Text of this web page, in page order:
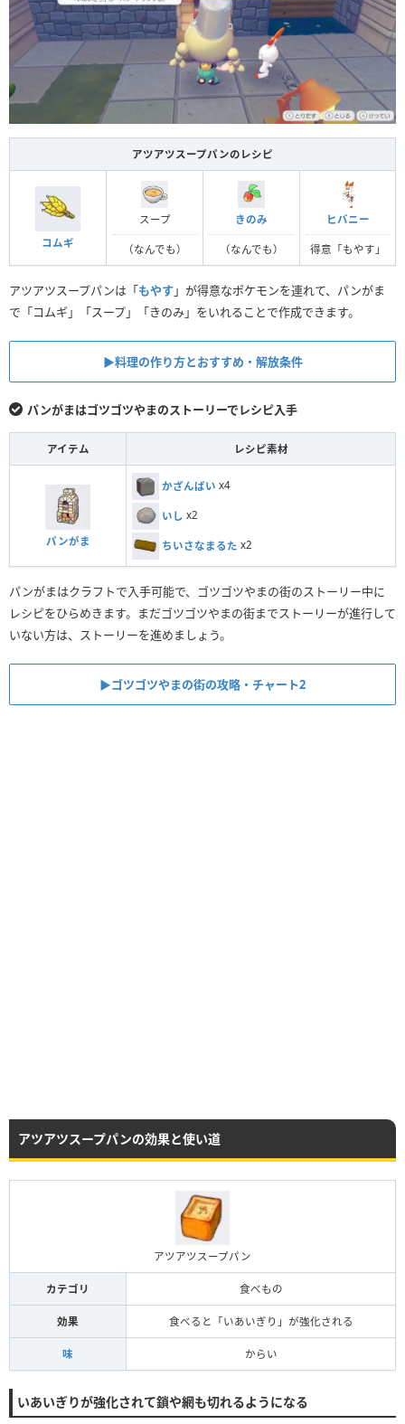
アツアツスープパンのレシピ
コムギ
スープ
（なんでも）
きのみ
（なんでも）
ヒバニー
得意「もやす」
アツアツスープパンは「もやす」が得意なポケモンを連れて、パンがま
で「コムギ」「スープ」「きのみ」をいれることで作成できます。
▶︎料理の作り方とおすすめ・解放条件
パンがまはゴツゴツやまのストーリーでレシピ入手
アイテム レシピ素材
パンがま
かざんばい x4
いし x2
ちいさなまるた x2
パンがまはクラフトで入手可能で、ゴツゴツやまの街のストーリー中に
レシピをひらめきます。まだゴツゴツやまの街までストーリーが進行して
いない方は、ストーリーを進めましょう。
▶︎ゴツゴツやまの街の攻略・チャート2
アツアツスープパンの効果と使い道
アツアツスープパン
カテゴリ 食べもの
効果 食べると「いあいぎり」が強化される
味 からい
いあいぎりが強化されて鎖や網も切れるようになる